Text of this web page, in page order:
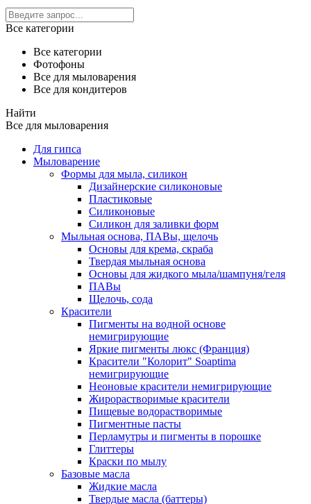
Все категории
Все категории
Фотофоны
Все для мыловарения
Все для кондитеров
Найти
Все для мыловарения
Для гипса
Мыловарение
Формы для мыла, силикон
Дизайнерские силиконовые
Пластиковые
Силиконовые
Силикон для заливки форм
Мыльная основа, ПАВы, щелочь
Основы для крема, скраба
Твердая мыльная основа
Основы для жидкого мыла/шампуня/геля
ПАВы
Щелочь, сода
Красители
Пигменты на водной основе
немигрирующие
Яркие пигменты люкс (Франция)
Красители "Колорит" Soaptima
немигрирующие
Неоновые красители немигрирующие
Жирорастворимые красители
Пищевые водорастворимые
Пигментные пасты
Перламутры и пигменты в порошке
Глиттеры
Краски по мылу
Базовые масла
Жидкие масла
Твердые масла (баттеры)